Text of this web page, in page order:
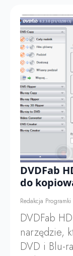
DVDFab
do
Redakcja Programki
DVDFab
narzędzie,
DVD i Blu-